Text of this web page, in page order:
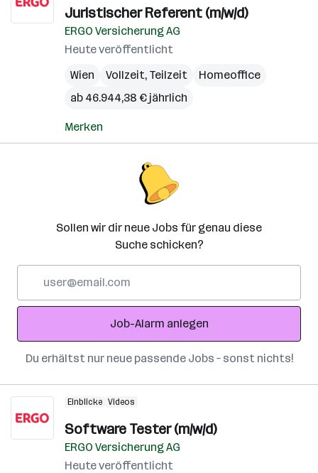
Juristischer Referent (m/w/d)
ERGO Versicherung AG
Heute veröffentlicht
Wien
Vollzeit, Teilzeit
Homeoffice
ab 46.944,38 € jährlich
Merken
Sollen wir dir neue Jobs für genau diese
Suche schicken?
Adresse
Job-Alarm anlegen
Du erhältst nur neue passende Jobs – sonst nichts!
Einblicke Videos
Software Tester (m/w/d)
ERGO Versicherung AG
Heute veröffentlicht